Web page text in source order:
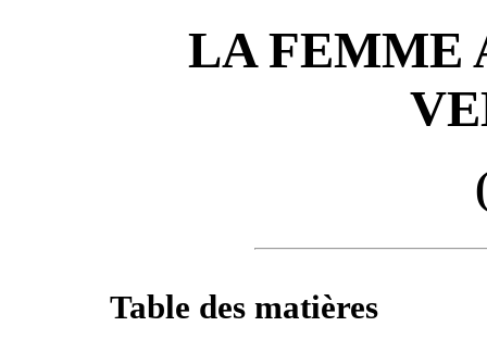
LA FEMME
Table des matières